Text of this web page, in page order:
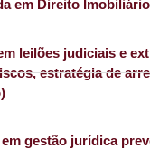
em Direito
leilões judiciais e
estratégia de
gestão jurídica